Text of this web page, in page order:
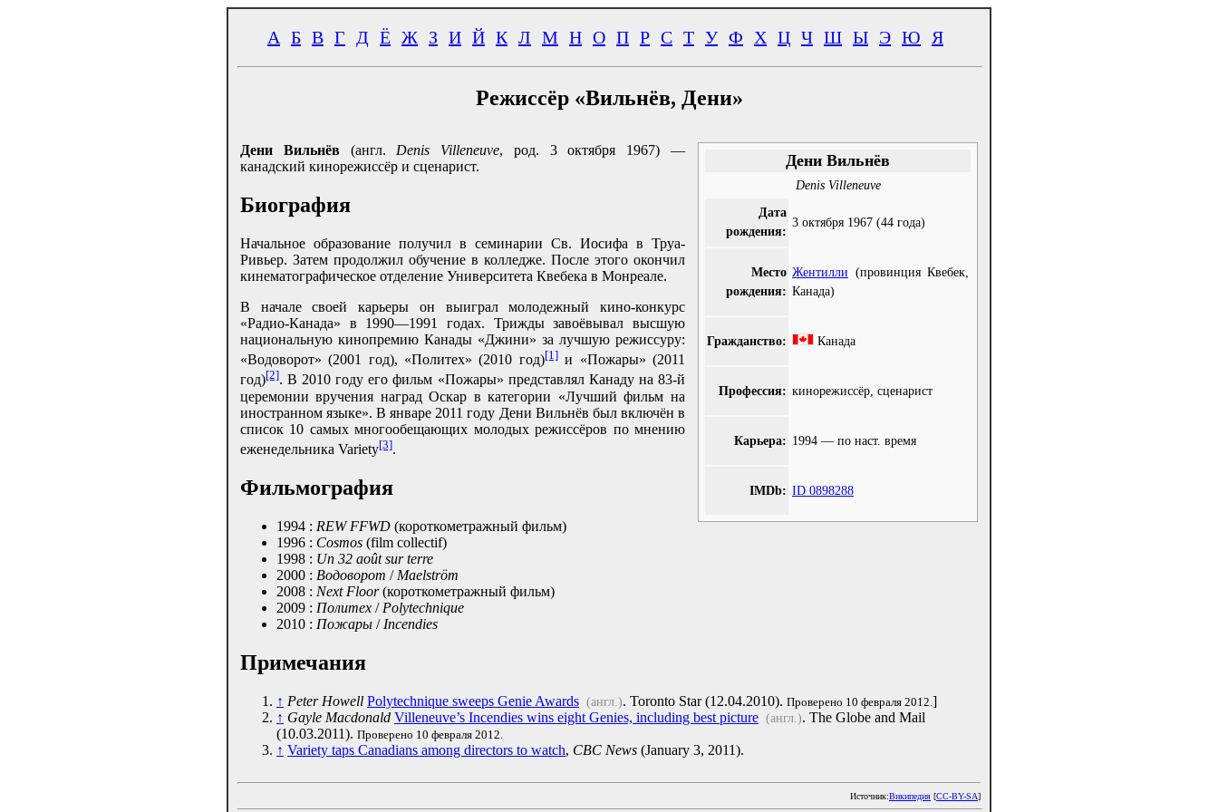
А Б В Г Д Ё Ж З И Й К Л М Н О П Р С Т У Ф Х Ц Ч Ш Ы Э Ю Я
Режиссёр «Вильнёв, Дени»
Дени Вильнёв
Denis Villeneuve
Дата
рождения:
3 октября 1967 (44 года)
Место
рождения:
Жентилли (провинция Квебек,
Канада)
Гражданство: Канада
Профессия: кинорежиссёр, сценарист
Карьера: 1994 — по наст. время
IMDb: ID 0898288
Дени Вильнёв (англ. Denis Villeneuve, род. 3 октября 1967) —
канадский кинорежиссёр и сценарист.
Биография
Начальное образование получил в семинарии Св. Иосифа в Труа-
Ривьер. Затем продолжил обучение в колледже. После этого окончил
кинематографическое отделение Университета Квебека в Монреале.
В начале своей карьеры он выиграл молодежный кино-конкурс
«Радио-Канада» в 1990—1991 годах. Трижды завоёвывал высшую
национальную кинопремию Канады «Джини» за лучшую режиссуру:
«Водоворот» (2001 год), «Политех» (2010 год)[1]и «Пожары» (2011
год)[2]. В 2010 году его фильм «Пожары» представлял Канаду на 83-й
церемонии вручения наград Оскар в категории «Лучший фильм на
иностранном языке». В январе 2011 году Дени Вильнёв был включён в
список 10 самых многообещающих молодых режиссёров по мнению
еженедельника Variety[3].
Фильмография
1994 : REW FFWD (короткометражный фильм)
1996 : Cosmos (film collectif)
1998 : Un 32 août sur terre
2000 : Водоворот / Maelström
2008 : Next Floor(короткометражный фильм)
2009 : Политех / Polytechnique
2010 : Пожары / Incendies
Примечания
↑ Peter Howell Polytechnique sweeps Genie Awards (англ.). Toronto Star (12.04.2010). Проверено 10 февраля 2012. ]
↑ Gayle Macdonald Villeneuve’s Incendies wins eight Genies, including best picture (англ.). The Globe and Mail
(10.03.2011). Проверено 10 февраля 2012.
↑ Variety taps Canadians among directors to watch, CBC News (January 3, 2011).
Источник:Википедия [CC-BY-SA]